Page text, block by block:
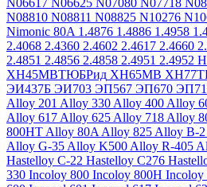
N06617 N06625 N07080 N07718
N08810 N08811 N08825 N10276
Nimonic 80A 1.4876 1.4886 1.4958
2.4068 2.4360 2.4602 2.4617 2.4660
2.4851 2.4856 2.4858 2.4951 2.4952
ХН45МВТЮБРид ХН65МВ
ЭИ437Б ЭИ703 ЭП567 ЭП670
Alloy 201 Alloy 330 Alloy 400 Alloy
Alloy 617 Alloy 625 Alloy 718 Alloy
800HT Alloy 80A Alloy 825 Alloy B-2
Alloy G-35 Alloy K500 Alloy R-405
Hastelloy C-22 Hastelloy C276
330 Incoloy 800 Incoloy 800H Incoloy